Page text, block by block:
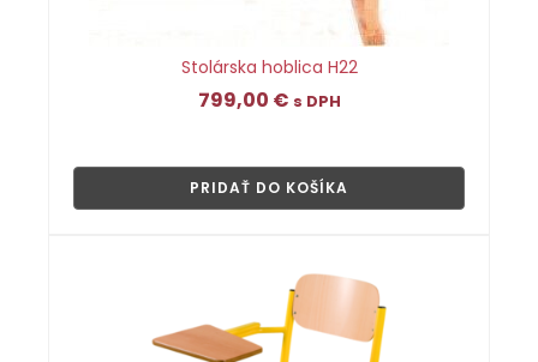
Stolárska hoblica H22
799,00 € s DPH
PRIDAŤ DO KOŠÍKA